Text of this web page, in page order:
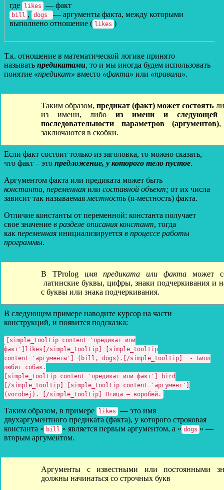
где likes — факт
bill , dogs
— аргументы факта, между которыми
выполнено отношение ( likes )
Т.к. отношение в математической логике принято
называть предикатами, то и мы иногда будем использовать
понятие «предикат» вместо «факта» или «правила».
Таким образом, предикат (факт) может состоять
из имени, либо из имени и
последовательности параметров (аргументов),
заключаются в скобки.
Если факт состоит только из заголовка, то можно сказать,
что факт – это предложение, у которого тело пустое.
Аргументом факта или предиката может быть
константа, переменная или составной объект; от их числа
зависит так называемая местность (n-местность) факта.
Отличие константы от переменной: константа получает
свое значение в разделе описания констант, тогда
как переменная инициализируется в процессе работы
программы.
В TProlog имя предиката или факта может
латинские буквы, цифры, знаки подчеркивания и
с буквы или знака подчеркивания.
В следующем примере наводите курсор на части
конструкций, и появится подсказка:
[simple_tooltip content='предикат или
факт']likes[/simple_tooltip] [simple_tooltip
content='аргументы'] (bill, dogs).[/simple_tooltip] - Билл
любит собак.
[simple_tooltip content='предикат или факт'] bird
[/simple_tooltip] [simple_tooltip content='аргумент']
(vorobej). [/simple_tooltip] Птица – воробей.
Таким образом, в примере likes
— это имя
двухаргументного предиката (факта), у которого строковая
константа « bill » является первым аргументом, а « dogs » —
вторым аргументом.
Аргументы с известными или постоянными
должны начинаться со строчных букв